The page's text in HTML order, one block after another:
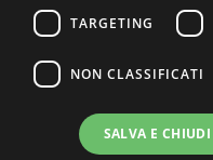
TARGETING
NON CLASSIFICATI
SALVA E CHIUDI